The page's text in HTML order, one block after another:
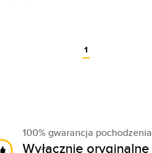
1
100% gwarancja pochodzenia
Wyłącznie oryginalne